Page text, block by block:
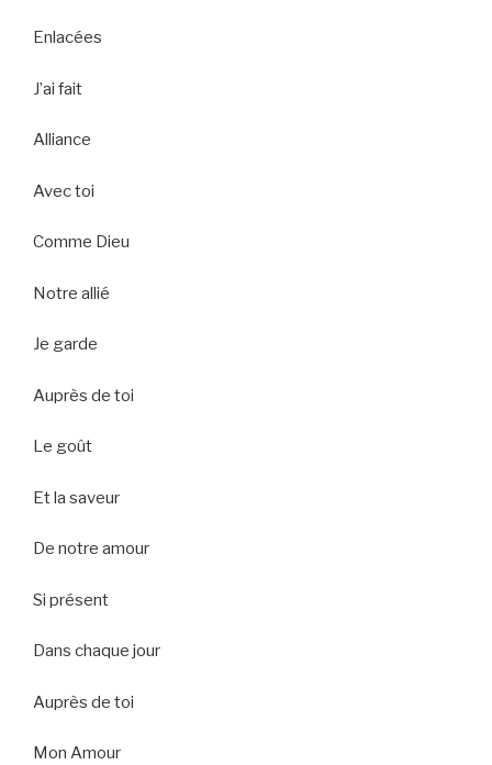
Enlacées
J’ai fait
Alliance
Avec toi
Comme Dieu
Notre allié
Je garde
Auprès de toi
Le goût
Et la saveur
De notre amour
Si présent
Dans chaque jour
Auprès de toi
Mon Amour